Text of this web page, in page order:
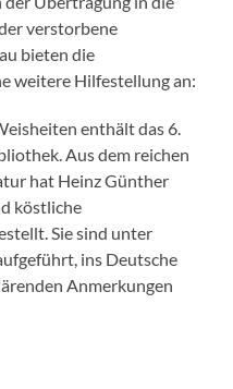
verstorbene
bieten die
weitere Hilfestellung an:
enthält das 6.
Aus dem reichen
hat Heinz Günther
köstliche
Sie sind unter
ins Deutsche
Anmerkungen